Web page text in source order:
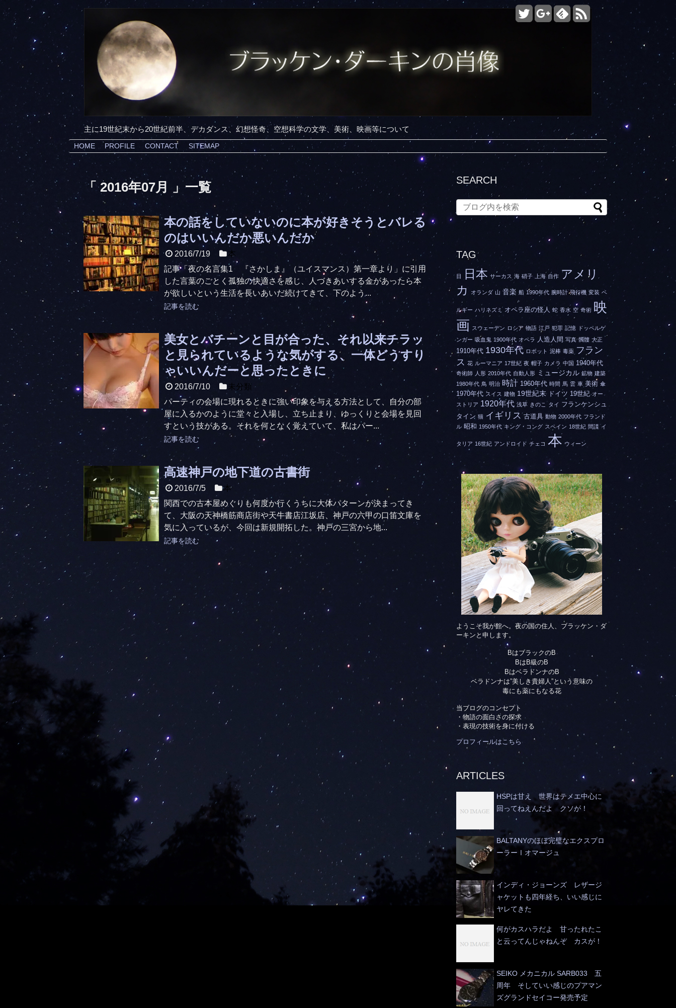
主に19世紀末から20世紀前半、デカダンス、幻想怪奇、空想科学の文学、美術、映画等について
HOME PROFILE CONTACT SITEMAP
「 2016年07月 」一覧
本の話をしていないのに本が好きそうとバレる
のはいいんだか悪いんだか
2016/7/19
本
記事「夜の名言集1 『さかしま』（ユイスマンス）第一章より」に引用
した言葉のごとく孤独の快適さを感じ、人づきあいする金があったら本
が欲しいという生活を長いあいだ続けてきて、下のよう...
記事を読む
美女とバチーンと目が合った、それ以来チラッ
と見られているような気がする、一体どうすり
ゃいいんだーと思ったときに
2016/7/10
未分類
パーティの会場に現れるときに強い印象を与える方法として、自分の部
屋に入るかのように堂々と入場し、立ち止まり、ゆっくりと会場を見回
すという技がある。それを何となく覚えていて、私はパー...
記事を読む
高速神戸の地下道の古書街
2016/7/5
本
関西での古本屋めぐりも何度か行くうちに大体パターンが決まってき
て、大阪の天神橋筋商店街や天牛書店江坂店、神戸の六甲の口笛文庫を
気に入っているが、今回は新規開拓した。神戸の三宮から地...
記事を読む
SEARCH
TAG
目 日本 サーカス 海 硝子 上海 自作 アメリ
カ
オランダ 山 音楽 船 1990年代 腕時計 飛行機 変装 ベ
ルギー ハリネズミ オペラ座の怪人 蛇 香水 空 奇術 映
画 スウェーデン ロシア 物語 江戸 犯罪 記憶
ドッペルゲ
ンガー 吸血鬼 1900年代 オペラ 人造人間 写真 髑髏 大正
1910年代 1930年代 ロボット 泥棒 毒薬 フラン
ス 花 ルーマニア 17世紀 夜 帽子 カメラ 中国 1940年代
奇術師 人形 2010年代 自動人形 ミュージカル 鉱物 建築
1980年代 鳥 明治 時計 1960年代 時間 馬 雲 車 美術 傘
1970年代 スイス 建物 19世紀末 ドイツ 19世紀 オー
ストリア 1920年代 浅草 きのこ タイ フランケンシュ
タイン 猫 イギリス 古道具 動物 2000年代 フランド
ル 昭和 1950年代 キング・コング スペイン 18世紀 間諜 イ
タリア 16世紀 アンドロイド チェコ 本 ウィーン
ようこそ我が館へ。夜の国の住人、ブラッケン・ダ
ーキンと申します。
BはブラックのB
BはB級のB
BはベラドンナのB
ベラドンナは”美しき貴婦人”という意味の
毒にも薬にもなる花
当ブログのコンセプト
・物語の面白さの探求
・表現の技術を身に付ける
プロフィールはこちら
ARTICLES
HSPは甘え 世界はテメエ中心に
回ってねえんだよ クソが！
BALTANYのほぼ完璧なエクスプロ
ーラーⅠオマージュ
インディ・ジョーンズ レザージ
ャケットも四年経ち、いい感じに
ヤレてきた
何がカスハラだよ 甘ったれたこ
と云ってんじゃねんぞ カスが！
SEIKO メカニカル SARB033 五
周年 そしていい感じのプアマン
ズグランドセイコー発売予定